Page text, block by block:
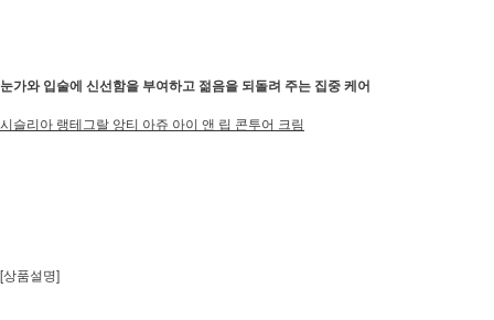
눈가와 입술에 신선함을 부여하고 젊음을 되돌려 주는 집중 케어
시슬리아 랭테그랄 앙티 아쥬 아이 앤 립 콘투어 크림
[상품설명]